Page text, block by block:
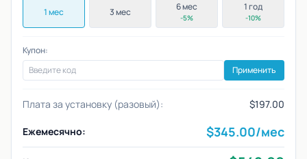
1 мес 3 мес 6 мес
-5%
1 год
-10%
Купон:
Применить
Плата за установку (разовый): $197.00
Ежемесячно: $345.00/мес